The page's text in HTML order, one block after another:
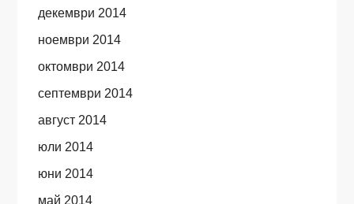
декември 2014
ноември 2014
октомври 2014
септември 2014
август 2014
юли 2014
юни 2014
май 2014